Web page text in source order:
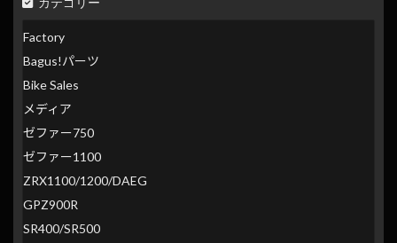
Factory
Bagus!パーツ
Bike Sales
メディア
ゼファー750
ゼファー1100
ZRX1100/1200/DAEG
GPZ900R
SR400/SR500